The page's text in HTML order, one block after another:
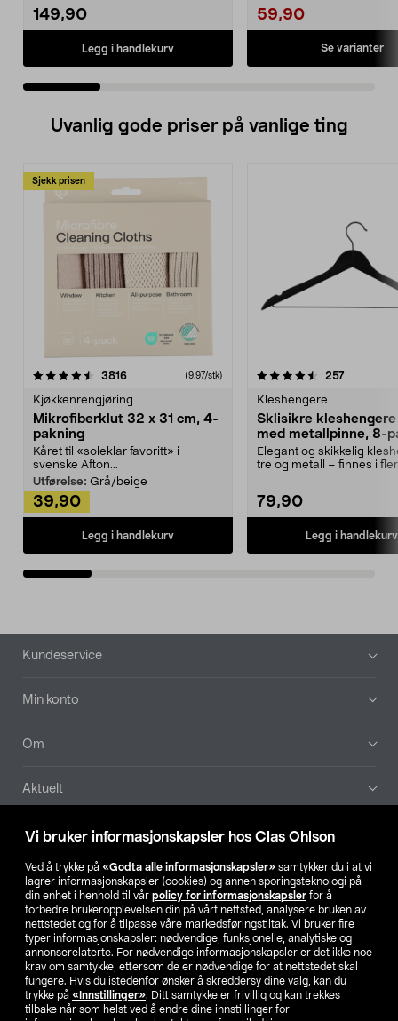
Vi bruker informasjonskapsler hos Clas Ohlson
Ved å trykke på «Godta alle informasjonskapsler» samtykker du i at vi
lagrer informasjonskapsler (cookies) og annen sporingsteknologi på
din enhet i henhold til vår policy for informasjonskapsler for å
forbedre brukeropplevelsen din på vårt nettsted, analysere bruken av
nettstedet og for å tilpasse våre markedsføringstiltak. Vi bruker fire
typer informasjonskapsler: nødvendige, funksjonelle, analytiske og
annonserelaterte. For nødvendige informasjonskapsler er det ikke noe
krav om samtykke, ettersom de er nødvendige for at nettstedet skal
fungere. Hvis du istedenfor ønsker å skreddersy dine valg, kan du
trykke på «Innstillinger». Ditt samtykke er frivillig og kan trekkes
tilbake når som helst ved å endre dine innstillinger for
149,90
Legg i handlekurv
59,90
Se varianter
Uvanlig gode priser på vanlige ting
Sjekk prisen
3816anmeldelser(9,97/stk)
Kjøkkenrengjøring
Mikrofiberklut 32 x 31 cm, 4-
pakning
Kåret til «soleklar favoritt» i
svenske Afton...
Utførelse: Grå/beige
39,90
Legg i handlekurv
4.5av 5 stjerner 257
Kleshengere
Sklisikre
med metallpinne, 8-
Elegant og skikkelig
tre og metall – finnes i
79,90
Legg i handlekurv
4.5av 5 stjerner
Bunntekst
Kundeservice
Min konto
Om
Aktuelt
Våre selskaper
Finn din butikk
SE NO FI